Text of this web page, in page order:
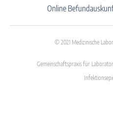
Online
© 2021 Medizinische
Gemeinschaftspraxis für